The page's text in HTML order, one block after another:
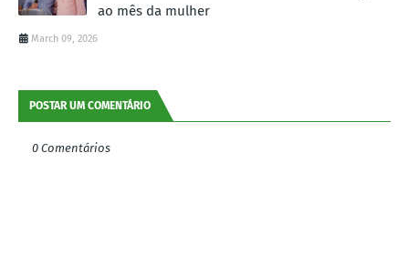
ao mês da mulher
March 09, 2026
POSTAR UM COMENTÁRIO
0 Comentários